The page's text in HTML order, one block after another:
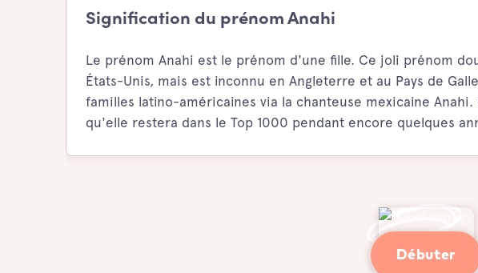
Signification du prénom Anahi
Le prénom Anahi est le prénom d'une fille. Ce joli prénom
États-Unis, mais est inconnu en Angleterre et au Pays de
familles latino-américaines via la chanteuse mexicaine
qu'elle restera dans le Top 1000 pendant encore quelques
Débuter